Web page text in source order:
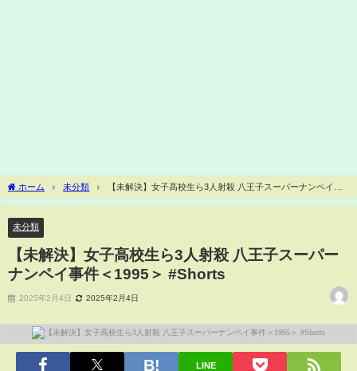
ホーム 未分類
【未解決】女子高校生ら3人射殺 八王子スーパーナンペイ事
件＜1995＞ #Shorts
未分類
【未解決】女子高校生ら3人射殺 八王子スーパー
ナンペイ事件＜1995＞ #Shorts
2025年2月4日 2025年2月4日
LINE